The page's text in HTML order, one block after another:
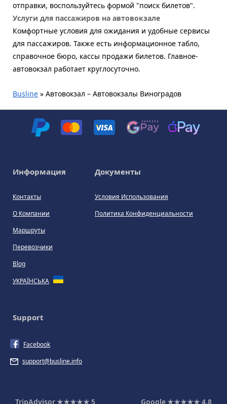
отправки, воспользуйтесь формой "поиск билетов".
Услуги для пассажиров на автовокзале
Комфортные условия для ожидания и удобные сервисы
для пассажиров. Также есть информационное табло,
справочное бюро, кассы продажи билетов. Главное-
автовокзал работает круглосуточно.
Busline » Автовокзал – Автовокзалы Виноградов
Информация
Контакты
О Компании
Маршруты
Перевозчики
Blog
УКРАЇНСЬКА
Документы
Условия Использования
Политика Конфиденциальности
Support
Facebook
support@busline.info
TripAdvisor ★★★★★5 Google ★★★★★4,8